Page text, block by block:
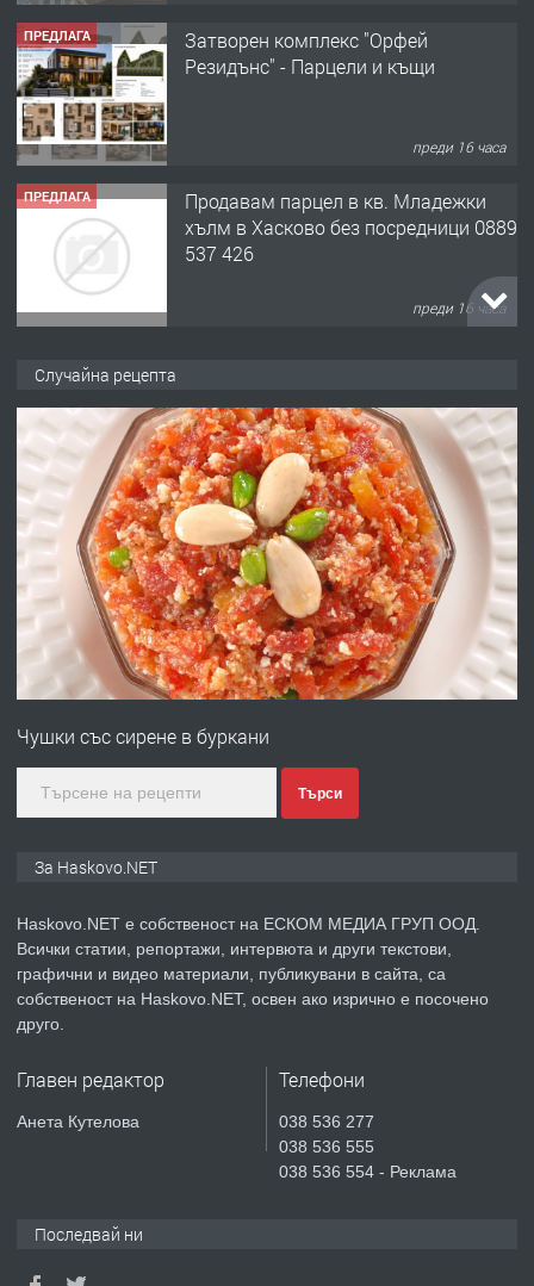
ПРЕДЛАГА
Затворен комплекс "Орфей
Резидънс" - Парцели и къщи
преди 16 часа
ПРЕДЛАГА
Продавам парцел в кв. Младежки
хълм в Хасково без посредници 0889
537 426
преди 16 часа
преди 16 часа
ПРЕДЛАГА Под НАЕМ двустаен Орфей
преди 3 дни
ПРЕДЛАГА
Нов апартамент на ул. Липа до
преди 4 дни
ПРЕДЛАГА
НАПЪЛНО ОБЗАВЕДЕН И
Давам гараж под наем
Случайна рецепта
Чушки със сирене в буркани
Търси
За Haskovo.NET
Haskovo.NET е собственост на ЕСКОМ МЕДИА ГРУП ООД.
Всички статии, репортажи, интервюта и други текстови,
графични и видео материали, публикувани в сайта, са
собственост на Haskovo.NET, освен ако изрично е посочено
друго.
Главен редактор
Анета Кутелова
Телефони
038 536 277
038 536 555
038 536 554 - Реклама
Последвай ни